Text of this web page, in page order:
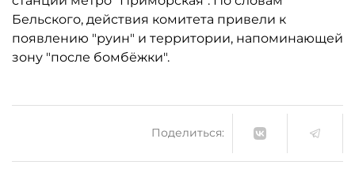
Бельского, действия комитета привели к
появлению "руин" и территории, напоминающей
зону "после бомбёжки".
Поделиться: